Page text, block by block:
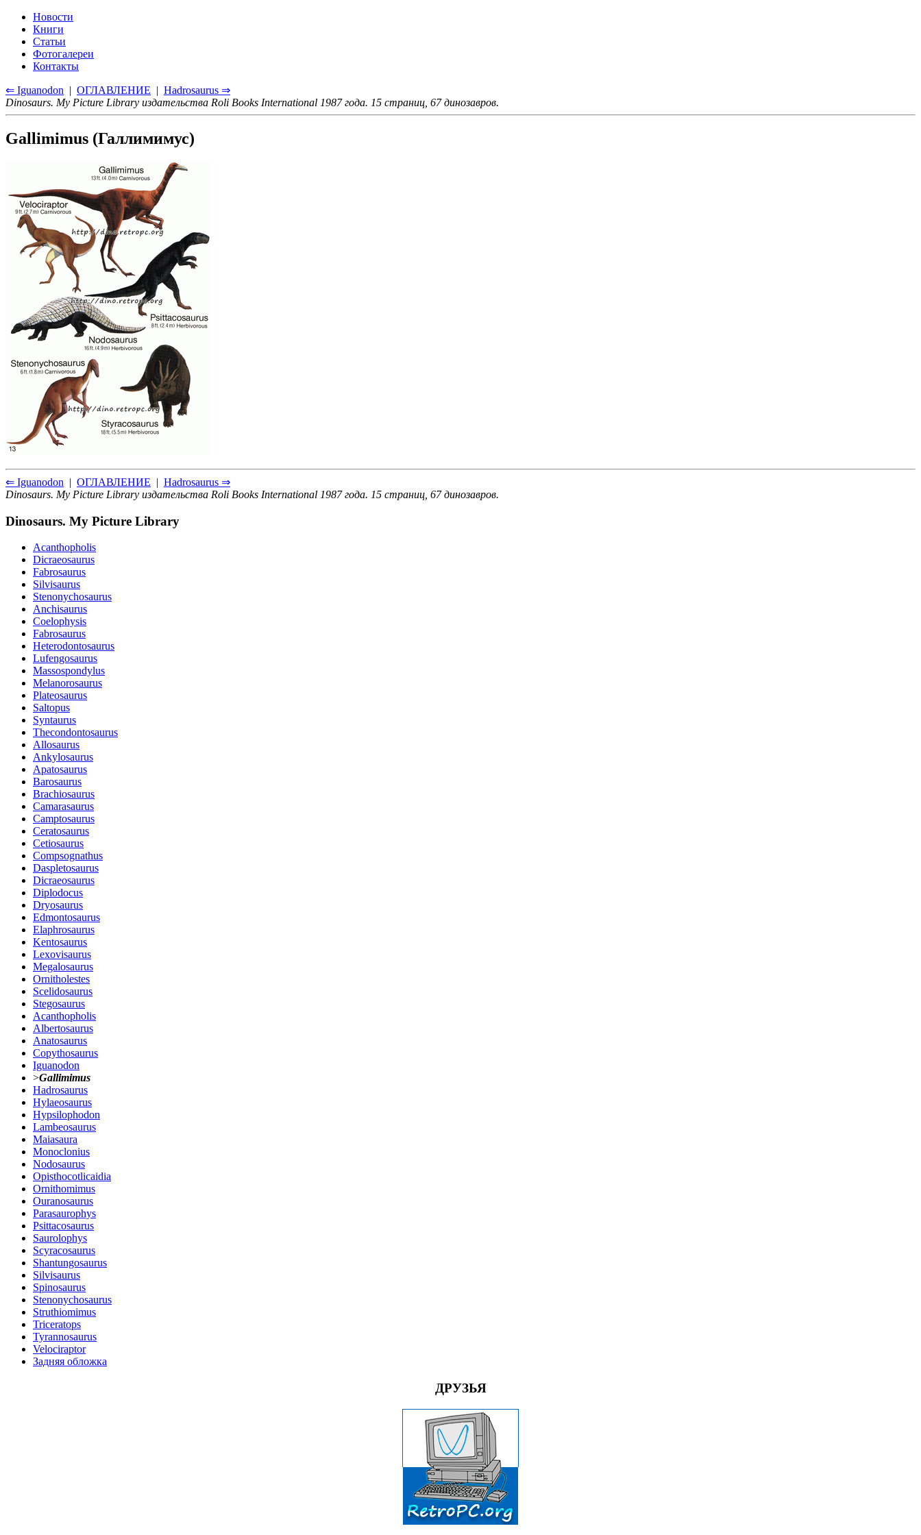
Новости
Книги
Статьи
Фотогалереи
Контакты
⇐ Iguanodon | ОГЛАВЛЕНИЕ | Hadrosaurus ⇒
Dinosaurs. My Picture Library издательства Roli Books International 1987 года. 15 страниц, 67 динозавров.
Gallimimus (Галлимимус)
⇐ Iguanodon | ОГЛАВЛЕНИЕ | Hadrosaurus ⇒
Dinosaurs. My Picture Library издательства Roli Books International 1987 года. 15 страниц, 67 динозавров.
Dinosaurs. My Picture Library
Acanthopholis
Dicraeosaurus
Fabrosaurus
Silvisaurus
Stenonychosaurus
Anchisaurus
Coelophysis
Fabrosaurus
Heterodontosaurus
Lufengosaurus
Massospondylus
Melanorosaurus
Plateosaurus
Saltopus
Syntaurus
Thecondontosaurus
Allosaurus
Ankylosaurus
Apatosaurus
Barosaurus
Brachiosaurus
Camarasaurus
Camptosaurus
Ceratosaurus
Cetiosaurus
Compsognathus
Daspletosaurus
Dicraeosaurus
Diplodocus
Dryosaurus
Edmontosaurus
Elaphrosaurus
Kentosaurus
Lexovisaurus
Megalosaurus
Ornitholestes
Scelidosaurus
Stegosaurus
Acanthopholis
Albertosaurus
Anatosaurus
Copythosaurus
Iguanodon
>Gallimimus
Hadrosaurus
Hylaeosaurus
Hypsilophodon
Lambeosaurus
Maiasaura
Monoclonius
Nodosaurus
Opisthocotlicaidia
Ornithomimus
Ouranosaurus
Parasaurophys
Psittacosaurus
Saurolophys
Scyracosaurus
Shantungosaurus
Silvisaurus
Spinosaurus
Stenonychosaurus
Struthiomimus
Triceratops
Tyrannosaurus
Velociraptor
Задняя обложка
ДРУЗЬЯ